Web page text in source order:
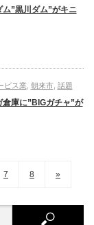
”黒川ダム”がキニ
ビス業 朝来市, 話題
庫に”BIGガチャ”が
7 8 »